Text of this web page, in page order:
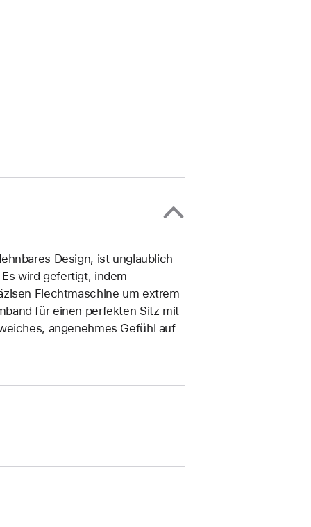
Design, ist unglaublich
wird gefertigt, indem
Flecht­maschine um extrem
für einen perfekten Sitz mit
angenehmes Gefühl auf